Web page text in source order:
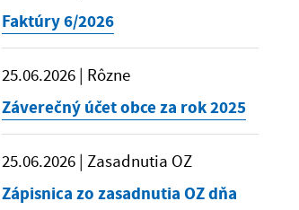
Faktúry 6/2026
25.06.2026 | Rôzne
Záverečný účet obce za rok 2025
25.06.2026 | Zasadnutia OZ
Zápisnica zo zasadnutia OZ dňa